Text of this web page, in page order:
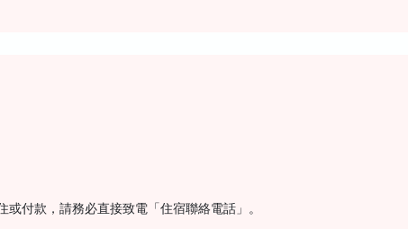
付款，請務必直接致電「住宿聯絡電話」。